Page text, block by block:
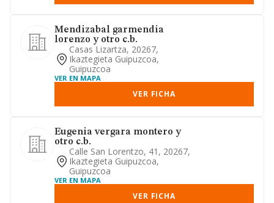
Mendizabal garmendia
lorenzo y otro c.b.
Casas Lizartza, 20267,
Ikaztegieta Guipuzcoa,
Guipuzcoa
VER EN MAPA
VER FICHA
Eugenia vergara montero y
otro c.b.
Calle San Lorentzo, 41, 20267,
Ikaztegieta Guipuzcoa,
Guipuzcoa
VER EN MAPA
VER FICHA